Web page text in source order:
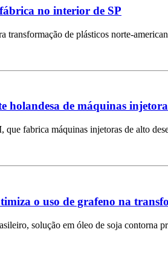
no interior de SP
transformação de plásticos norte-
holandesa de máquinas
fabrica máquinas injetoras de alto
o uso de grafeno na
solução em óleo de soja contorna